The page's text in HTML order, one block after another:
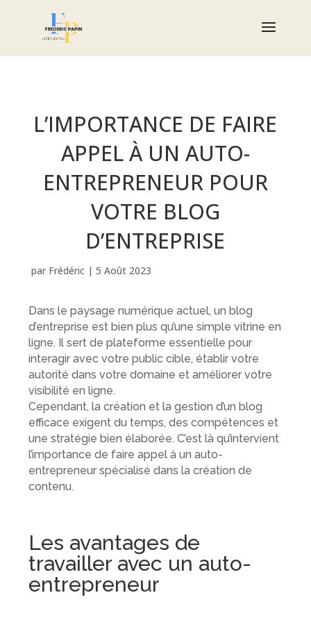
L’IMPORTANCE DE FAIRE
APPEL À UN AUTO-
ENTREPRENEUR POUR
VOTRE BLOG
D’ENTREPRISE
par Frédéric| 5 Août 2023
Dans le paysage numérique actuel, un blog
d’entreprise est bien plus qu’une simple vitrine en
ligne. Il sert de plateforme essentielle pour
interagir avec votre public cible, établir votre
autorité dans votre domaine et améliorer votre
visibilité en ligne.
Cependant, la création et la gestion d’un blog
efficace exigent du temps, des compétences et
une stratégie bien élaborée. C’est là qu’intervient
l’importance de faire appel à un auto-
entrepreneur spécialisé dans la création de
contenu.
Les avantages de
travailler avec un auto-
entrepreneur